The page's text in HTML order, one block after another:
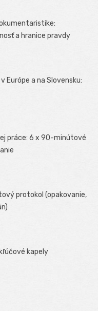
a hranice pravdy
Európe a na Slovensku:
práce: 6 x 90-minútové
protokol (opakovanie,
kapely